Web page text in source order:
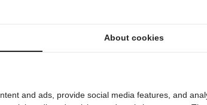
About cookies
and ads, provide social media features, and